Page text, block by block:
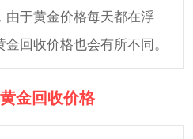
由于黄金价格每天都在浮
回收价格也会有所不同。
金回收价格